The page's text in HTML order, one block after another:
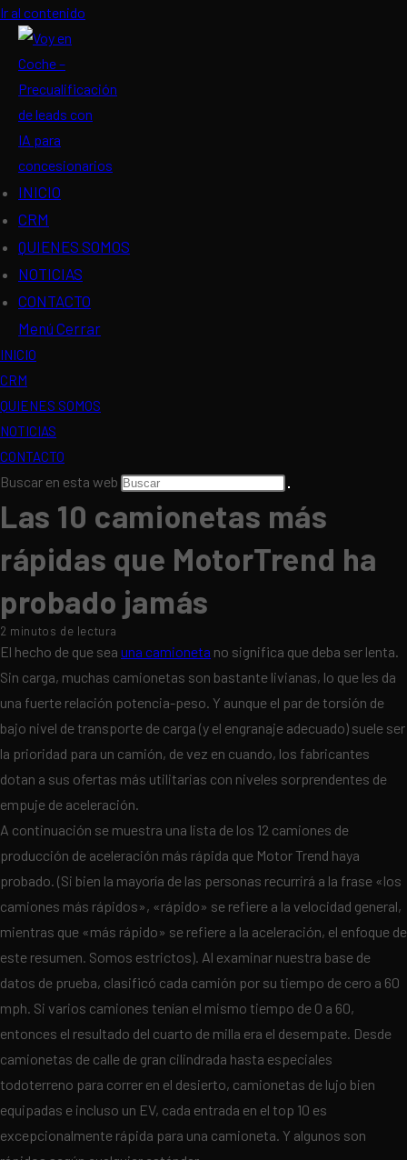
Ir al contenido
INICIO
CRM
QUIENES SOMOS
NOTICIAS
CONTACTO
Menú Cerrar
INICIO
CRM
QUIENES SOMOS
NOTICIAS
CONTACTO
Buscar en esta web
Las 10 camionetas más
rápidas que MotorTrend ha
probado jamás
2 minutos de lectura
El hecho de que sea una camioneta no significa que deba ser lenta.
Sin carga, muchas camionetas son bastante livianas, lo que les da
una fuerte relación potencia-peso. Y aunque el par de torsión de
bajo nivel de transporte de carga (y el engranaje adecuado) suele ser
la prioridad para un camión, de vez en cuando, los fabricantes
dotan a sus ofertas más utilitarias con niveles sorprendentes de
empuje de aceleración.
A continuación se muestra una lista de los 12 camiones de
producción de aceleración más rápida que Motor Trend haya
probado. (Si bien la mayoría de las personas recurrirá a la frase «los
camiones más rápidos», «rápido» se refiere a la velocidad general,
mientras que «más rápido» se refiere a la aceleración, el enfoque de
este resumen. Somos estrictos). Al examinar nuestra base de
datos de prueba, clasificó cada camión por su tiempo de cero a 60
mph. Si varios camiones tenían el mismo tiempo de 0 a 60,
entonces el resultado del cuarto de milla era el desempate. Desde
camionetas de calle de gran cilindrada hasta especiales
todoterreno para correr en el desierto, camionetas de lujo bien
equipadas e incluso un EV, cada entrada en el top 10 es
excepcionalmente rápida para una camioneta. Y algunos son